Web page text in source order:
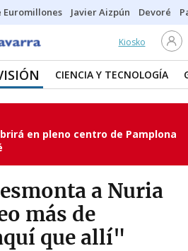
Javier Aizpún Devoré
Kiosko
CIENCIA Y TECNOLOGÍA
en pleno centro de Pamplona
a Nuria
más de
que allí"